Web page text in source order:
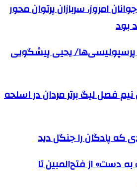
امروز، سربازان پرتوان محور
بود
پرسپولیسی‌ها/ یحیی پیشگویی
فصل لیگ برتر مردان در اسلحه
که پادگان را جنگل دید
دست» از فتح‌المبین تا